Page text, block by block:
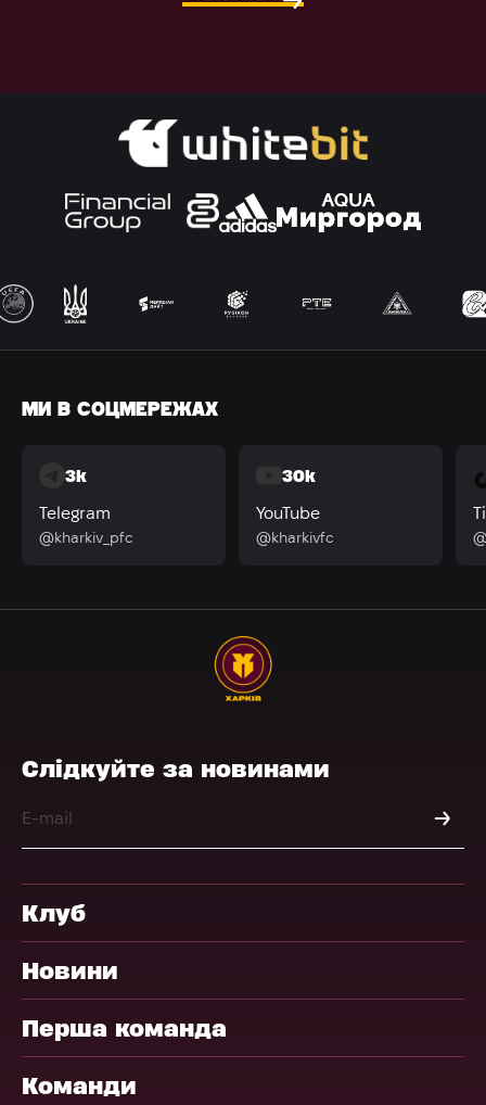
МИ В СОЦМЕРЕЖАХ
3k
Telegram
@kharkiv_pfc
30k
YouTube
@kharkivfc
Слідкуйте за новинами
Клуб
Новини
Перша команда
Команди